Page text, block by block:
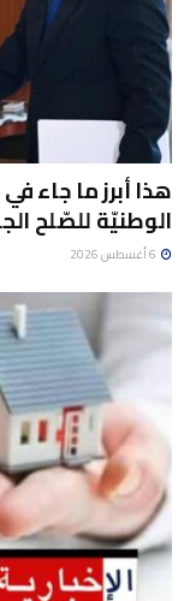
هذا أبرز ما جاء
الوطنيّة للصّلح